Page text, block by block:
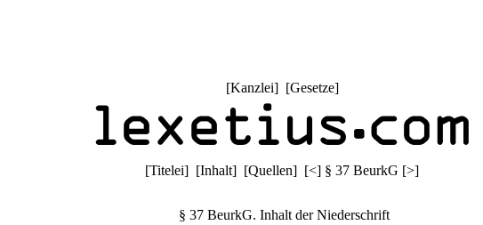
[Kanzlei] [Gesetze]
[Titelei] [Inhalt] [Quellen] [<] § 37 BeurkG [>]
§ 37 BeurkG. Inhalt der Niederschrift